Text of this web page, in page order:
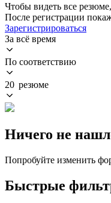
Чтобы видеть все
После регистрации
Зарегистрироваться
За всё время
По соответствию
20 резюме
Ничего не
Попробуйте изменить
Быстрые